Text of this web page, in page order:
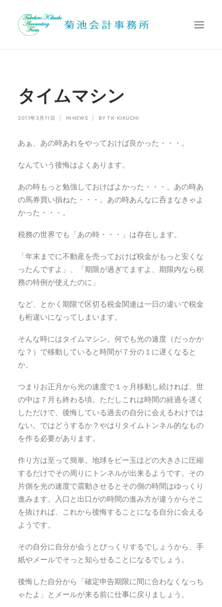
業務内容
Search
タイムマシン
2011年3月11日 IN NEWS BY TK-KIKUCHI
あぁ、あの時あれをやっておけば良かった・・・。
なんていう後悔はよくあります。
あの時もっと勉強しておけばよかった・・・。あの時あ
の馬券買い損ねた・・・。あの時あんなに呑まなきゃよ
かった・・・。
税務の世界でも「あの時・・・」は存在します。
「年末までに不動産を売っておけば税金がもっと安くな
ったんですよ」、「期限が過ぎてますよ、期限内なら税
務の特例が使えたのに」
など、とかく期限で区切る税金関連は一日の違いで税金
も桁違いになってしまいます。
そんな時にはタイムマシン。何でも光の速度（だっかか
な？）で移動していると時間が７分の１に遅くなると
か。
つまりお正月から光の速度で１ヶ月移動し続ければ、世
の中は７月も終わる頃。ただしこれは時間の経過を遅く
しただけで、後悔している過去の自分に会えるわけでは
ない。ではどうするか？やはりタイムトンネル的なもの
を作る必要があります。
作り方は至って簡単。地球をビー玉ほどの大きさに圧縮
するだけでその周りにトンネルが出来るようです。その
片側を光の速度で震動させるとその側の時間はゆっくり
進みます。入口と出口がの時間の進み方が違うからそこ
を抜ければ、これから後悔することになる自分に会える
ようです。
その自分に自分が会うとびっくりするでしょうから、手
紙やメールでそっと知らせることになるでしょう。
後悔した自分から「確定申告期限に間に合わなくなっち
ゃたよ」とメールが来る前に仕事に戻りましょう。